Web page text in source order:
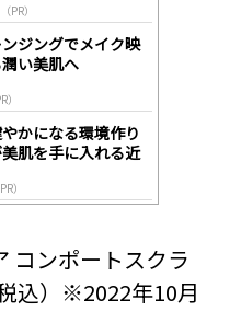
PR）
ジングでメイク映
い美肌へ
かになる環境作り
肌を手に入れる近
）
コンポートスクラ
込）※2022年10月